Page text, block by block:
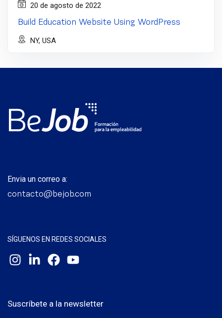
20 de agosto de 2022
Build Education Website Using WordPress
NY, USA
Suscríbete a la newsletter
Envia un correo a:
contacto@bejob.com
SÍGUENOS EN REDES SOCIALES